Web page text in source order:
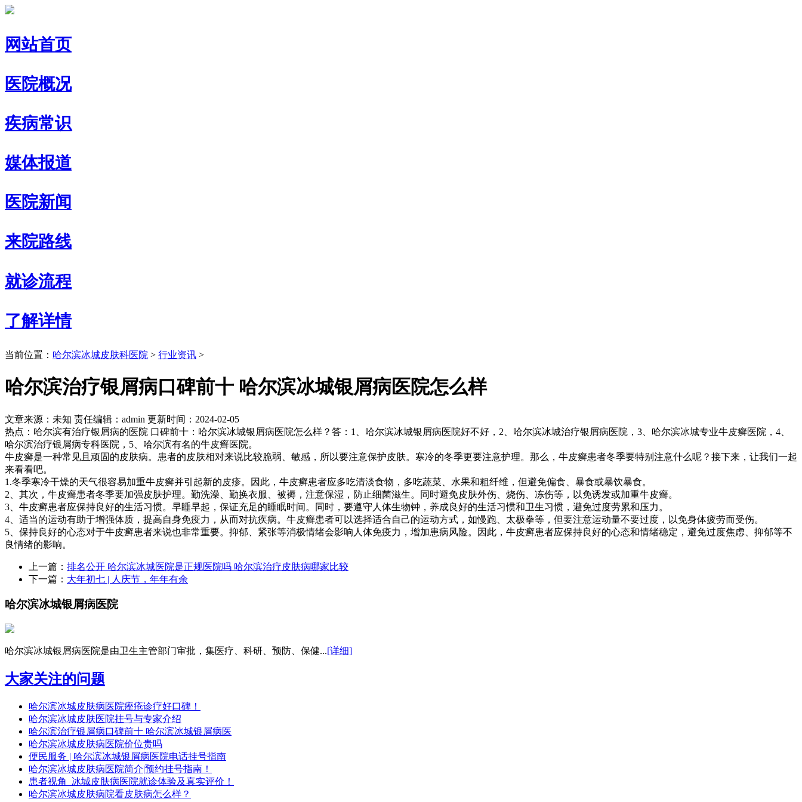
网站首页
医院概况
疾病常识
媒体报道
医院新闻
来院路线
就诊流程
了解详情
当前位置： 哈尔滨冰城皮肤科医院 > 行业资讯 >
哈尔滨治疗银屑病口碑前十 哈尔滨冰城银屑病医院怎么样
文章来源：未知 责任编辑：admin 更新时间：2024-02-05
热点：哈尔滨有治疗银屑病的医院 口碑前十：哈尔滨冰城银屑病医院怎么样？答：1、哈尔滨冰城银屑病医院好不好，2、哈尔滨冰城治疗银屑病医院，3、哈尔滨冰城专业牛皮癣医院，4、
哈尔滨治疗银屑病专科医院，5、哈尔滨有名的牛皮癣医院。
牛皮癣是一种常见且顽固的皮肤病。患者的皮肤相对来说比较脆弱、敏感，所以要注意保护皮肤。寒冷的冬季更要注意护理。那么，牛皮癣患者冬季要特别注意什么呢？接下来，让我们一起
来看看吧。
1.冬季寒冷干燥的天气很容易加重牛皮癣并引起新的皮疹。因此，牛皮癣患者应多吃清淡食物，多吃蔬菜、水果和粗纤维，但避免偏食、暴食或暴饮暴食。
2、其次，牛皮癣患者冬季要加强皮肤护理。勤洗澡、勤换衣服、被褥，注意保湿，防止细菌滋生。同时避免皮肤外伤、烧伤、冻伤等，以免诱发或加重牛皮癣。
3、牛皮癣患者应保持良好的生活习惯。早睡早起，保证充足的睡眠时间。同时，要遵守人体生物钟，养成良好的生活习惯和卫生习惯，避免过度劳累和压力。
4、适当的运动有助于增强体质，提高自身免疫力，从而对抗疾病。牛皮癣患者可以选择适合自己的运动方式，如慢跑、太极拳等，但要注意运动量不要过度，以免身体疲劳而受伤。
5、保持良好的心态对于牛皮癣患者来说也非常重要。抑郁、紧张等消极情绪会影响人体免疫力，增加患病风险。因此，牛皮癣患者应保持良好的心态和情绪稳定，避免过度焦虑、抑郁等不
良情绪的影响。
上一篇： 排名公开 哈尔滨冰城医院是正规医院吗 哈尔滨治疗皮肤病哪家比较
下一篇： 大年初七 | 人庆节，年年有余
哈尔滨冰城银屑病医院
哈尔滨冰城银屑病医院是由卫生主管部门审批，集医疗、科研、预防、保健...[详细]
大家关注的问题
哈尔滨冰城皮肤病医院痤疮诊疗好口碑！
哈尔滨冰城皮肤医院挂号与专家介绍
哈尔滨治疗银屑病口碑前十 哈尔滨冰城银屑病医
哈尔滨冰城皮肤病医院价位贵吗
便民服务 | 哈尔滨冰城银屑病医院电话挂号指南
哈尔滨冰城皮肤病医院简介|预约挂号指南！
患者视角_冰城皮肤病医院就诊体验及真实评价！
哈尔滨冰城皮肤病院看皮肤病怎么样？